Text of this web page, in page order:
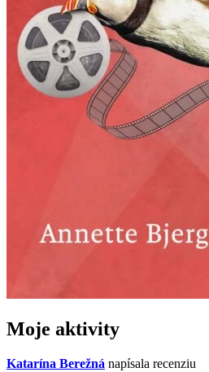
Moje aktivity
Katarína Berežná napísala recenziu